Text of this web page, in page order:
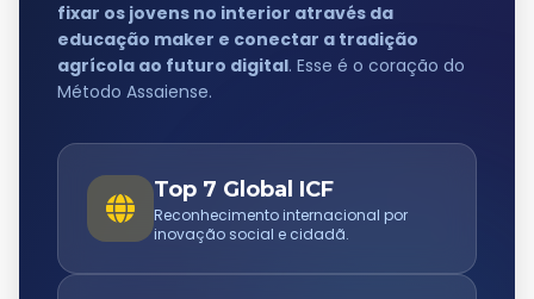
fixar os jovens no interior através da
educação maker e conectar a tradição
agrícola ao futuro digital. Esse é o coração do
Método Assaiense.
Top 7 Global ICF
Reconhecimento internacional por
inovação social e cidadã.